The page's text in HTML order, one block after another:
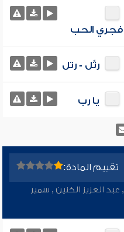
فجري الحب
رتِّل - رتل
يا رب
تقييم المادة:
, عبد العزيز الخنين , سمير